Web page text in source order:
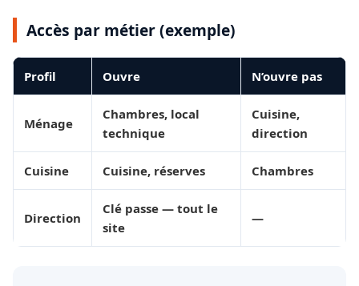
Accès par métier (exemple)
Profil Ouvre N’ouvre pas
Ménage
Chambres, local
technique
Cuisine,
direction
Cuisine Cuisine, réserves Chambres
Direction
Clé passe — tout le
site
—